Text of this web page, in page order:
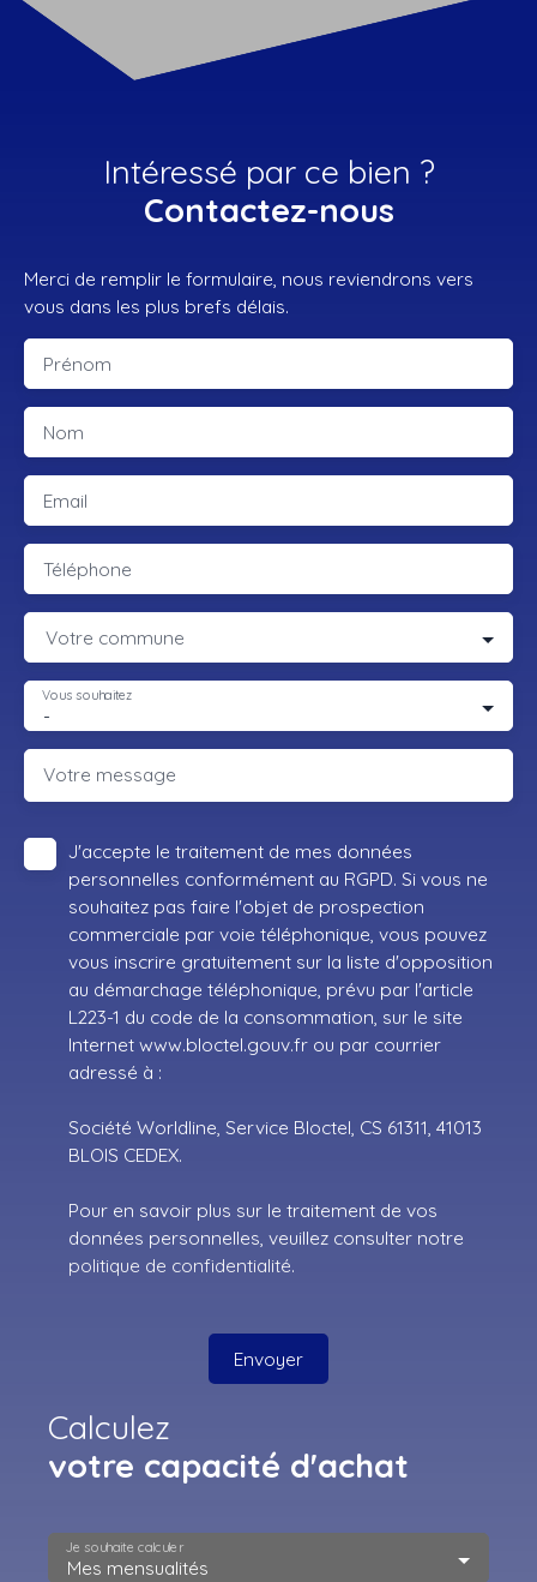
Intéressé par ce bien ?
Contactez-nous
Merci de remplir le formulaire, nous reviendrons vers
vous dans les plus brefs délais.
Prénom
Nom
Email
Téléphone
Votre commune
-
Vous souhaitez
Votre message
J'accepte le traitement de mes données
personnelles conformément au RGPD. Si vous ne
souhaitez pas faire l'objet de prospection
commerciale par voie téléphonique, vous pouvez
vous inscrire gratuitement sur la liste d'opposition
au démarchage téléphonique, prévu par l'article
L223-1 du code de la consommation, sur le site
Internet www.bloctel.gouv.fr ou par courrier
adressé à :
Société Worldline, Service Bloctel, CS 61311, 41013
BLOIS CEDEX.
Pour en savoir plus sur le traitement de vos
données personnelles, veuillez consulter notre
politique de confidentialité.
Envoyer
Calculez
votre capacité d'achat
Mes mensualités
Je souhaite calculer